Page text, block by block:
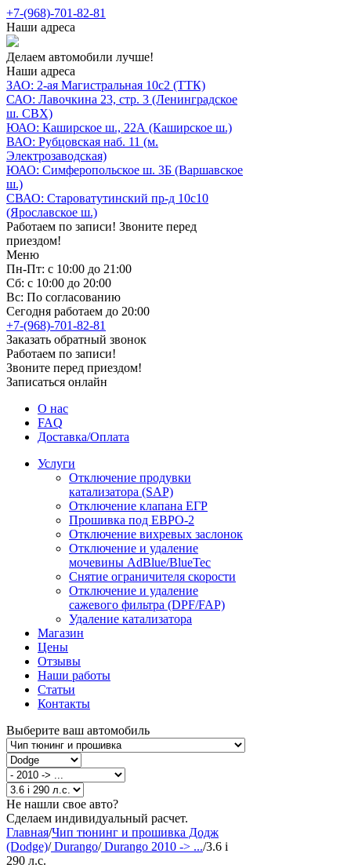
+7-(968)-701-82-81
Наши адреса
Делаем автомобили лучше!
Наши адреса
ЗАО: 2-ая Магистральная 10с2 (ТТК)
САО: Лавочкина 23, стр. 3 (Ленинградское
ш. СВХ)
ЮАО: Каширское ш., 22А (Каширское ш.)
ВАО: Рубцовская наб. 11 (м.
Электрозаводская)
ЮАО: Симферопольское ш. 3Б (Варшавское
ш.)
СВАО: Староватутинский пр-д 10с10
(Ярославское ш.)
Работаем по записи! Звоните перед
приездом!
Меню
Пн-Пт: с 10:00 до 21:00
Сб: с 10:00 до 20:00
Вс: По согласованию
Сегодня работаем до 20:00
+7-(968)-701-82-81
Заказать обратный звонок
Работаем по записи!
Звоните перед приездом!
Записаться онлайн
О нас
FAQ
Доставка/Оплата
Услуги
Отключение продувки
катализатора (SAP)
Отключение клапана ЕГР
Прошивка под ЕВРО-2
Отключение вихревых заслонок
Отключение и удаление
мочевины AdBlue/BlueTec
Снятие ограничителя скорости
Отключение и удаление
сажевого фильтра (DPF/FAP)
Удаление катализатора
Магазин
Цены
Отзывы
Наши работы
Статьи
Контакты
Выберите ваш автомобиль
Не нашли свое авто?
Сделаем индивидуальный расчет.
Главная/Чип тюнинг и прошивка Додж
(Dodge)/Durango/Durango 2010 -> .../3.6 i
290 л.с.